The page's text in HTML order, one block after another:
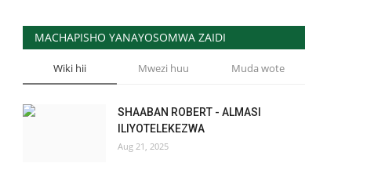
MACHAPISHO YANAYOSOMWA ZAIDI
Wiki hii Mwezi huu Muda wote
SHAABAN ROBERT - ALMASI
ILIYOTELEKEZWA
Aug 21, 2025